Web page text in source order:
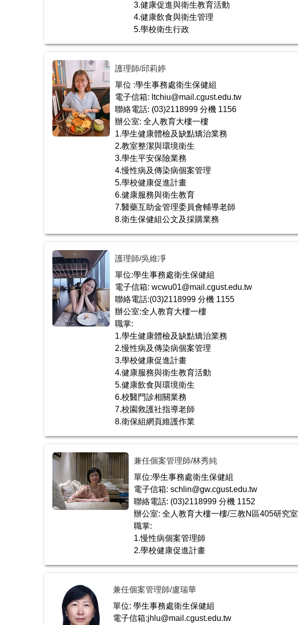
3.健康促進與衛生教育活動
4.健康飲食與衛生管理
5.學校衛生行政
護理師/邱莉婷
單位 :學生事務處衛生保健組
電子信箱: ltchiu@mail.cgust.edu.tw
聯絡電話: (03)2118999 分機 1156
辦公室: 全人教育大樓一樓
1.學生健康體檢及缺點矯治業務
2.教室整潔與環境衛生
3.學生平安保險業務
4.慢性病及傳染病個案管理
5.學校健康促進計畫
6.健康服務與衛生教育
7.醫藥互助金管理委員會輔導老師
8.衛生保健組公文及採購業務
護理師/吳維凈
單位:學生事務處衛生保健組
電子信箱: wcwu01@mail.cgust.edu.tw
聯絡電話:(03)2118999 分機 1155
辦公室:全人教育大樓一樓
職掌:
1.學生健康體檢及缺點矯治業務
2.慢性病及傳染病個案管理
3.學校健康促進計畫
4.健康服務與衛生教育活動
5.健康飲食與環境衛生
6.校醫門診相關業務
7.校園救護社指導老師
8.衛保組網頁維護作業
兼任個案管理師/林秀純
單位:學生事務處衛生保健組
電子信箱: schlin@gw.cgust.edu.tw
聯絡電話: (03)2118999 分機 1152
辦公室: 全人教育大樓一樓/三教N區405研究室
職掌:
1.慢性病個案管理師
2.學校健康促進計畫
兼任個案管理師/盧瑞華
單位: 學生事務處衛生保健組
電子信箱:jhlu@mail.cgust.edu.tw